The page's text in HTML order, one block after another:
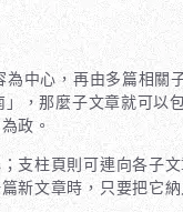
中心，再由多篇相
，那麼子文章就可以
政。
柱頁則可連向各子
文章時，只要把它